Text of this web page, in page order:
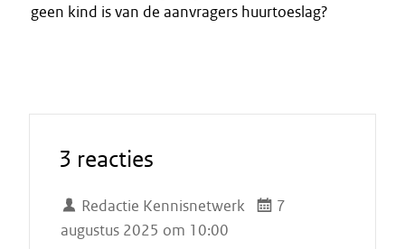
geen kind is van de aanvragers huurtoeslag?
3 reacties
Redactie Kennisnetwerk
7
augustus 2025 om 10:00